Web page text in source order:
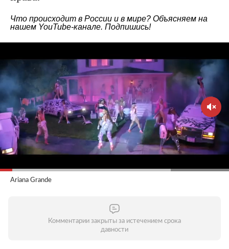
Что происходит в России и в мире? Объясняем на
нашем YouTube-канале. Подпишись!
Ariana Grande
Комментарии закрыты за истечением срока
давности